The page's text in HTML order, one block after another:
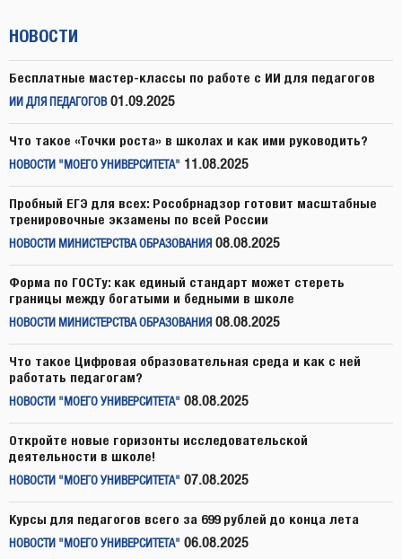
НОВОСТИ
Бесплатные мастер-классы по работе с ИИ для педагогов
ИИ ДЛЯ ПЕДАГОГОВ 01.09.2025
Что такое «Точки роста» в школах и как ими руководить?
НОВОСТИ "МОЕГО УНИВЕРСИТЕТА" 11.08.2025
Пробный ЕГЭ для всех: Рособрнадзор готовит масштабные
тренировочные экзамены по всей России
НОВОСТИ МИНИСТЕРСТВА ОБРАЗОВАНИЯ 08.08.2025
Форма по ГОСТу: как единый стандарт может стереть
границы между богатыми и бедными в школе
НОВОСТИ МИНИСТЕРСТВА ОБРАЗОВАНИЯ 08.08.2025
Что такое Цифровая образовательная среда и как с ней
работать педагогам?
НОВОСТИ "МОЕГО УНИВЕРСИТЕТА" 08.08.2025
Откройте новые горизонты исследовательской
деятельности в школе!
НОВОСТИ "МОЕГО УНИВЕРСИТЕТА" 07.08.2025
Курсы для педагогов всего за 699 рублей до конца лета
НОВОСТИ "МОЕГО УНИВЕРСИТЕТА" 06.08.2025